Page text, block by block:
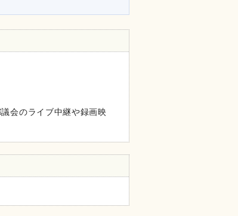
会のライブ中継や録画映